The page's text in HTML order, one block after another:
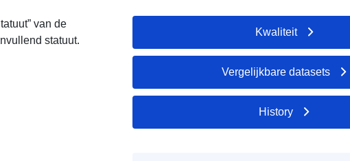
van de
statuut.
Kwaliteit
Vergelijkbare datasets
History